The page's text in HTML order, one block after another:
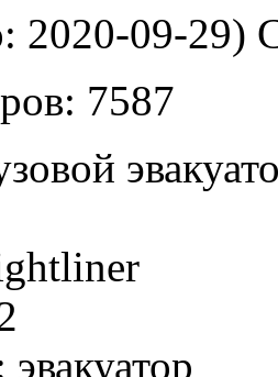
2020-09-29)
7587